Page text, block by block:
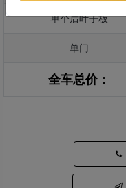
单个后叶子板
单门
全车总价：